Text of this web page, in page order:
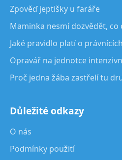
Zpověď jeptišky u faráře
Maminka nesmí dozvědět, co
Jaké pravidlo platí o právnících
Opravář na jednotce
Proč jedna žába zastřelí tu
Důležité odkazy
O nás
Podmínky použití